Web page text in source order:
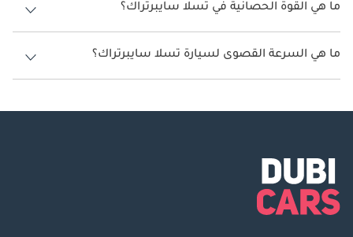
ما هي القوة الحصانية في تسلا سايبرتراك؟
تنتج تسلا سايبرتراك قوة 600 حصان - 845 حصان.
ما هي السرعة القصوى لسيارة تسلا سايبرتراك؟
السرعة القصوى لسيارة تسلا سايبرتراك هي 180 كم/الساعة - 220 كم/